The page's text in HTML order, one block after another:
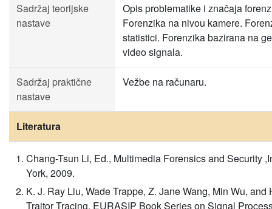
Sadržaj teorijske
nastave
Opis problematike i značaja
Forenzika na nivou kamere.
statistici. Forenzika bazirana na
video signala.
Sadržaj praktične
nastave
Vežbe na računaru.
Literatura
Chang-Tsun Li, Ed., Multimedia Forensics and Security
York, 2009.
K. J. Ray Liu, Wade Trappe, Z. Jane Wang, Min Wu,
Traitor Tracing, EURASIP Book Series on Signal